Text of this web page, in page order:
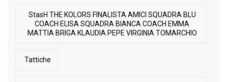
StasH THE KOLORS FINALISTA AMICI SQUADRA BLU
COACH ELISA SQUADRA BIANCA COACH EMMA
MATTIA BRIGA KLAUDIA PEPE VIRGINIA TOMARCHIO
Tattiche